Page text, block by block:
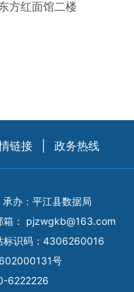
方红面馆二楼
链接 政务热线
承办：平江县数据局
： pjzwgkb@163.com
标识码：4306260016
号
6222226